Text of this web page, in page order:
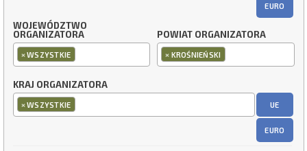
EURO
WOJEWÓDZTWO
ORGANIZATORA
×WSZYSTKIE
POWIAT ORGANIZATORA
× KROŚNIEŃSKI
KRAJ ORGANIZATORA
×WSZYSTKIE UE
EURO